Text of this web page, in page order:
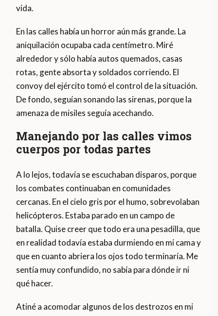
vida.
En las calles había un horror aún más grande. La
aniquilación ocupaba cada centímetro. Miré
alrededor y sólo había autos quemados, casas
rotas, gente absorta y soldados corriendo. El
convoy del ejército tomó el control de la situación.
De fondo, seguían sonando las sirenas, porque la
amenaza de misiles seguía acechando.
Manejando por las calles vimos
cuerpos por todas partes
A lo lejos, todavía se escuchaban disparos, porque
los combates continuaban en comunidades
cercanas. En el cielo gris por el humo, sobrevolaban
helicópteros. Estaba parado en un campo de
batalla. Quise creer que todo era una pesadilla, que
en realidad todavía estaba durmiendo en mi cama y
que en cuanto abriera los ojos todo terminaría. Me
sentía muy confundido, no sabía para dónde ir ni
qué hacer.
Atiné a acomodar algunos de los destrozos en mi